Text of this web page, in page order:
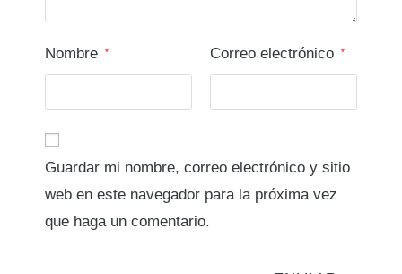
Nombre * Correo electrónico *
Guardar mi nombre, correo electrónico y sitio
web en este navegador para la próxima vez
que haga un comentario.